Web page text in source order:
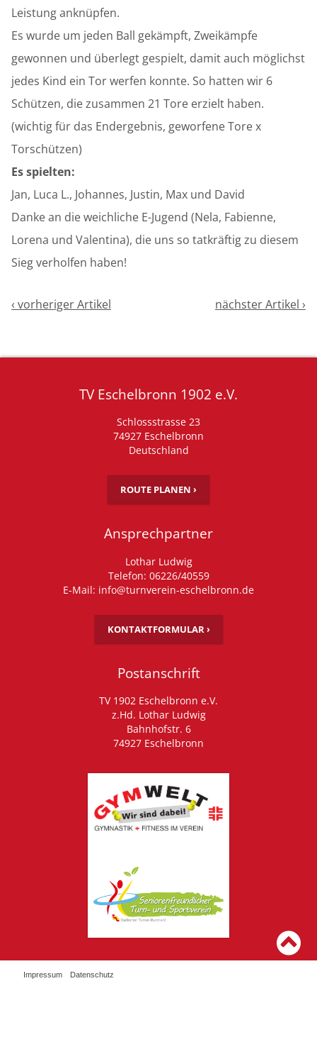
Leistung anknüpfen.
Es wurde um jeden Ball gekämpft, Zweikämpfe
gewonnen und überlegt gespielt, damit auch möglichst
jedes Kind ein Tor werfen konnte. So hatten wir 6
Schützen, die zusammen 21 Tore erzielt haben.
(wichtig für das Endergebnis, geworfene Tore x
Torschützen)
Es spielten:
Jan, Luca L., Johannes, Justin, Max und David
Danke an die weichliche E-Jugend (Nela, Fabienne,
Lorena und Valentina), die uns so tatkräftig zu diesem
Sieg verholfen haben!
‹ vorheriger Artikel nächster Artikel ›
TV Eschelbronn 1902 e.V.
Schlossstrasse 23
74927 Eschelbronn
Deutschland
ROUTE PLANEN ›
Ansprechpartner
Lothar Ludwig
Telefon: 06226/40559
E-Mail: info@turnverein-eschelbronn.de
KONTAKTFORMULAR ›
Postanschrift
TV 1902 Eschelbronn e.V.
z.Hd. Lothar Ludwig
Bahnhofstr. 6
74927 Eschelbronn
Impressum Datenschutz